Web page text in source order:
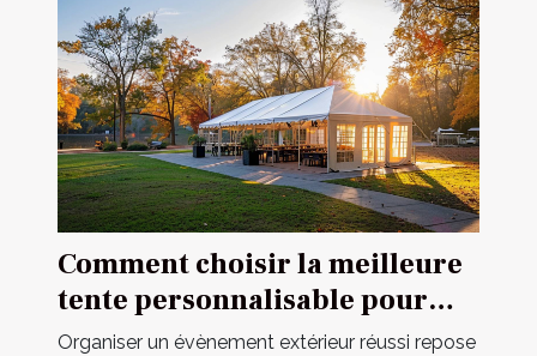
Comment choisir la meilleure
tente personnalisable pour
votre événement
Organiser un évènement extérieur réussi repose